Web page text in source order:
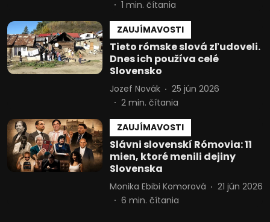
1 min. čítania
ZAUJÍMAVOSTI
Tieto rómske slová zľudoveli.
Dnes ich používa celé
Slovensko
Jozef Novák
25 jún 2026
2 min. čítania
ZAUJÍMAVOSTI
Slávni slovenskí Rómovia: 11
mien, ktoré menili dejiny
Slovenska
Monika Ebibi Komorová
21 jún 2026
6 min. čítania
štatistík alebo spájania údajov z
Vývoj a zlepšovanie služieb
Použitie obmedzených údajov na výber
obsahu
geografickej polohe
Identifikácia zariadení na základe
aktívne vyžiadaných informácií